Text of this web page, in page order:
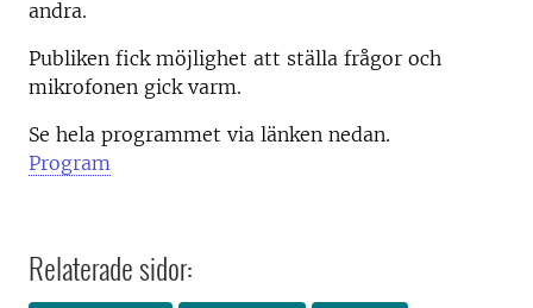
andra.
Publiken fick möjlighet att ställa frågor och
mikrofonen gick varm.
Se hela programmet via länken nedan.
Program
Relaterade sidor: